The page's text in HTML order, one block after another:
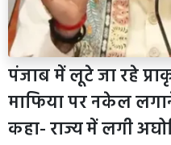
पंजाब में लूटे जा रहे
माफिया पर नकेल
कहा- राज्य में लगी